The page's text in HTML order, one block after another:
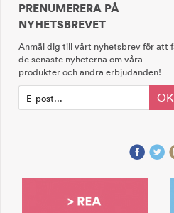
PRENUMERERA PÅ
NYHETSBREVET
Anmäl dig till vårt nyhetsbrev för att
de senaste nyheterna om våra
produkter och andra erbjudanden!
OK